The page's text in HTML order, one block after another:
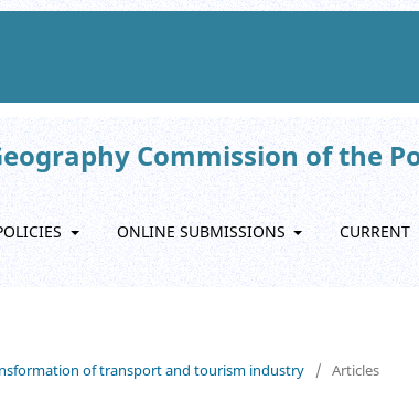
Commission of the
ONLINE SUBMISSIONS CURRENT
of transport and tourism industry / Articles